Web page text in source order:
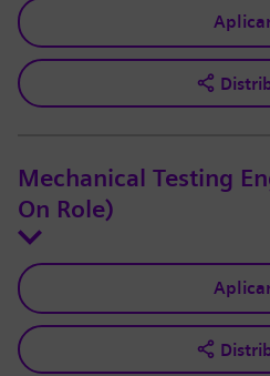
Mechanical Testing
On Role)